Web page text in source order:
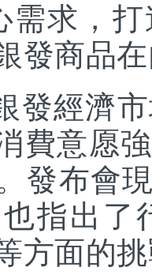
需求，
發商品
發經濟
費意愿
發布會
指出了
方面的